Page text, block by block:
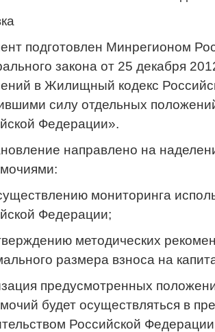
подготовлен Минрегионом
закона от 25 декабря
в Жилищный кодекс
силу отдельных
Федерации».
направлено на
мониторинга
Федерации;
методических
размера взноса на
предусмотренных
будет осуществляться в
Российской